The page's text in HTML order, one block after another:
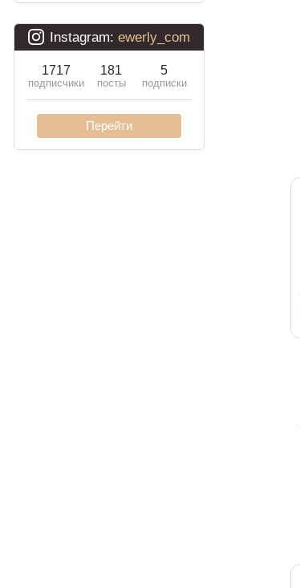
Двойной ручеёк (чайка)
Двойной рамзес
панцирное)
Кардинал (Питон,